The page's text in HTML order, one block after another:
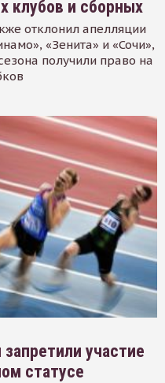
клубов и сборных
отклонил апелляции
«Зенита» и «Сочи»,
получили право на
участие
статусе